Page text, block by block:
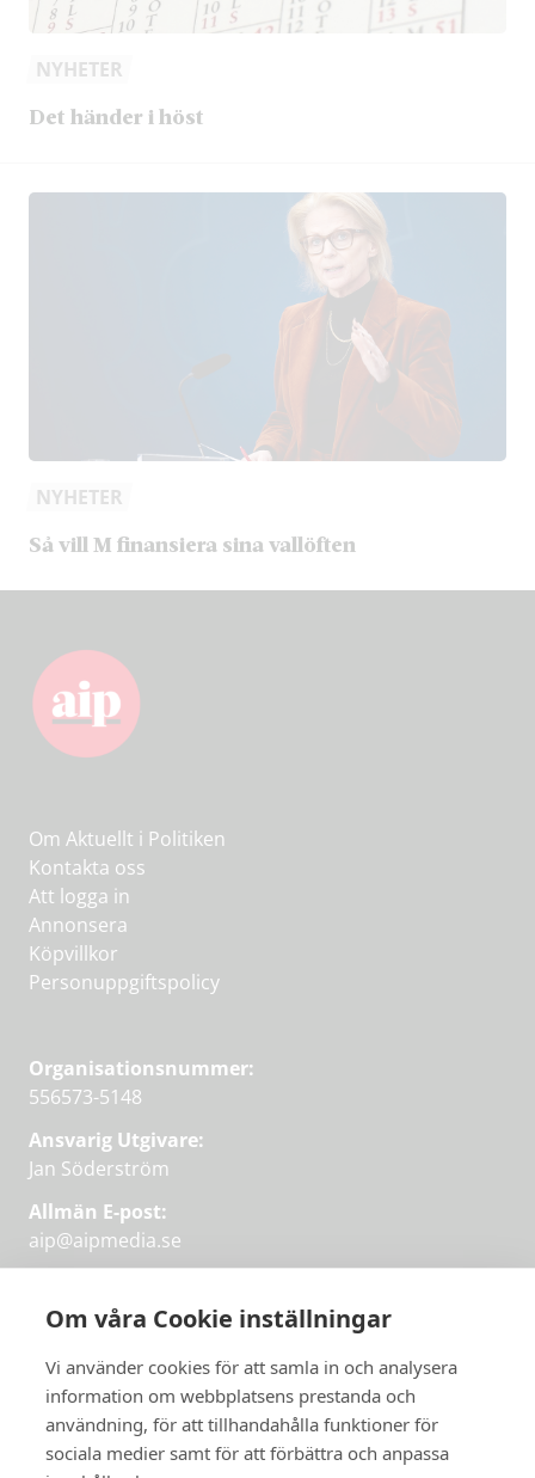
Om våra Cookie inställningar
Vi använder cookies för att samla in och analysera
information om webbplatsens prestanda och
användning, för att tillhandahålla funktioner för
sociala medier samt för att förbättra och anpassa
NYHETER
Det händer i höst
NYHETER
Så vill M finansiera sina vallöften
Om Aktuellt i Politiken
Kontakta oss
Att logga in
Annonsera
Köpvillkor
Personuppgiftspolicy
Organisationsnummer:
556573-5148
Ansvarig Utgivare:
Jan Söderström
Allmän E-post:
aip@aipmedia.se
aip@flowyinfo.seeller 08-1210 60 40.
Instagram
LinkedIn
Twitter
Facebook
Få veckans bästa